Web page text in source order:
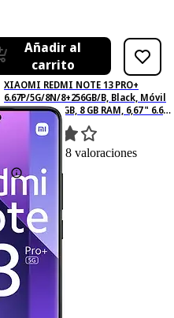
Añadir al
carrito
XIAOMI REDMI NOTE 13 PRO+
6.67P/5G/8N/8+256GB/B, Black, Móvil
Android, 256 GB, 8 GB RAM, 6,67 " 6.67
pulgadas / 16.942 cm, Processor, 5000
Basado en 8 valoraciones